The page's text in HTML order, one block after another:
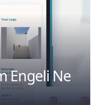
Engeli Ne